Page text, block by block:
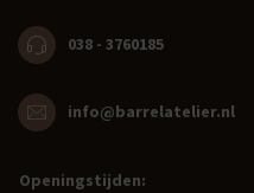
038 - 3760185
info@barrelatelier.nl
Openingstijden: